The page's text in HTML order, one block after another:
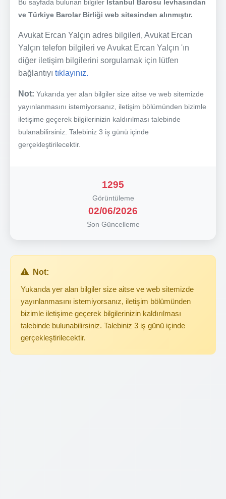
Bu sayfada bulunan bilgiler İstanbul Barosu levhasından
ve Türkiye Barolar Birliği web sitesinden alınmıştır.
Avukat Ercan Yalçın adres bilgileri, Avukat Ercan
Yalçın telefon bilgileri ve Avukat Ercan Yalçın 'ın
diğer iletişim bilgilerini sorgulamak için lütfen
bağlantıyı tıklayınız.
Not: Yukarıda yer alan bilgiler size aitse ve web sitemizde
yayınlanmasını istemiyorsanız, iletişim bölümünden bizimle
iletişime geçerek bilgilerinizin kaldırılması talebinde
bulanabilirsiniz. Talebiniz 3 iş günü içinde
gerçekleştirilecektir.
1295
Görüntüleme
02/06/2026
Son Güncelleme
Not:
Yukarıda yer alan bilgiler size aitse ve web sitemizde
yayınlanmasını istemiyorsanız, iletişim bölümünden
bizimle iletişime geçerek bilgilerinizin kaldırılması
talebinde bulunabilirsiniz. Talebiniz 3 iş günü içinde
gerçekleştirilecektir.